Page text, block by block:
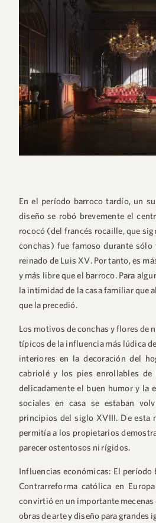
En el período barroco tardío, un
diseño se robó brevemente el
rococó (del francés rocaille, que
conchas) fue famoso durante sólo
reinado de Luis XV. Por tanto, es
y más libre que el barroco. Para
la intimidad de la casa familiar que
que la precedió.
Los motivos de conchas y flores de
típicos de la influencia más lúdica
interiores en la decoración del
cabriolé y los pies enrollables de
delicadamente el buen humor y la
sociales en casa se estaban
principios del siglo XVIII. De esta
permitía a los propietarios
parecer ostentosos ni rígidos.
Influencias económicas: El período
Contrarreforma católica en
convirtió en un importante mecenas
obras de arte y diseño para grandes